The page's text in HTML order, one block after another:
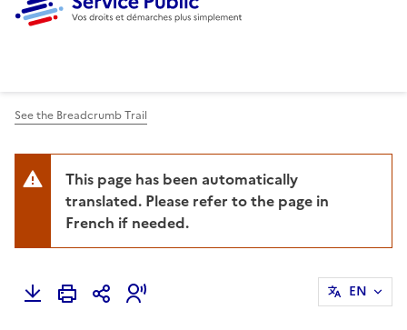
See the Breadcrumb Trail
This page has been automatically
translated. Please refer to the page in
French if needed.
EN